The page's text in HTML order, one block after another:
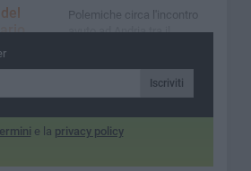
ha
decreto.
Polemiche circa l'incontro
avuto ad Andria tra il
Iscriviti
e la privacy policy